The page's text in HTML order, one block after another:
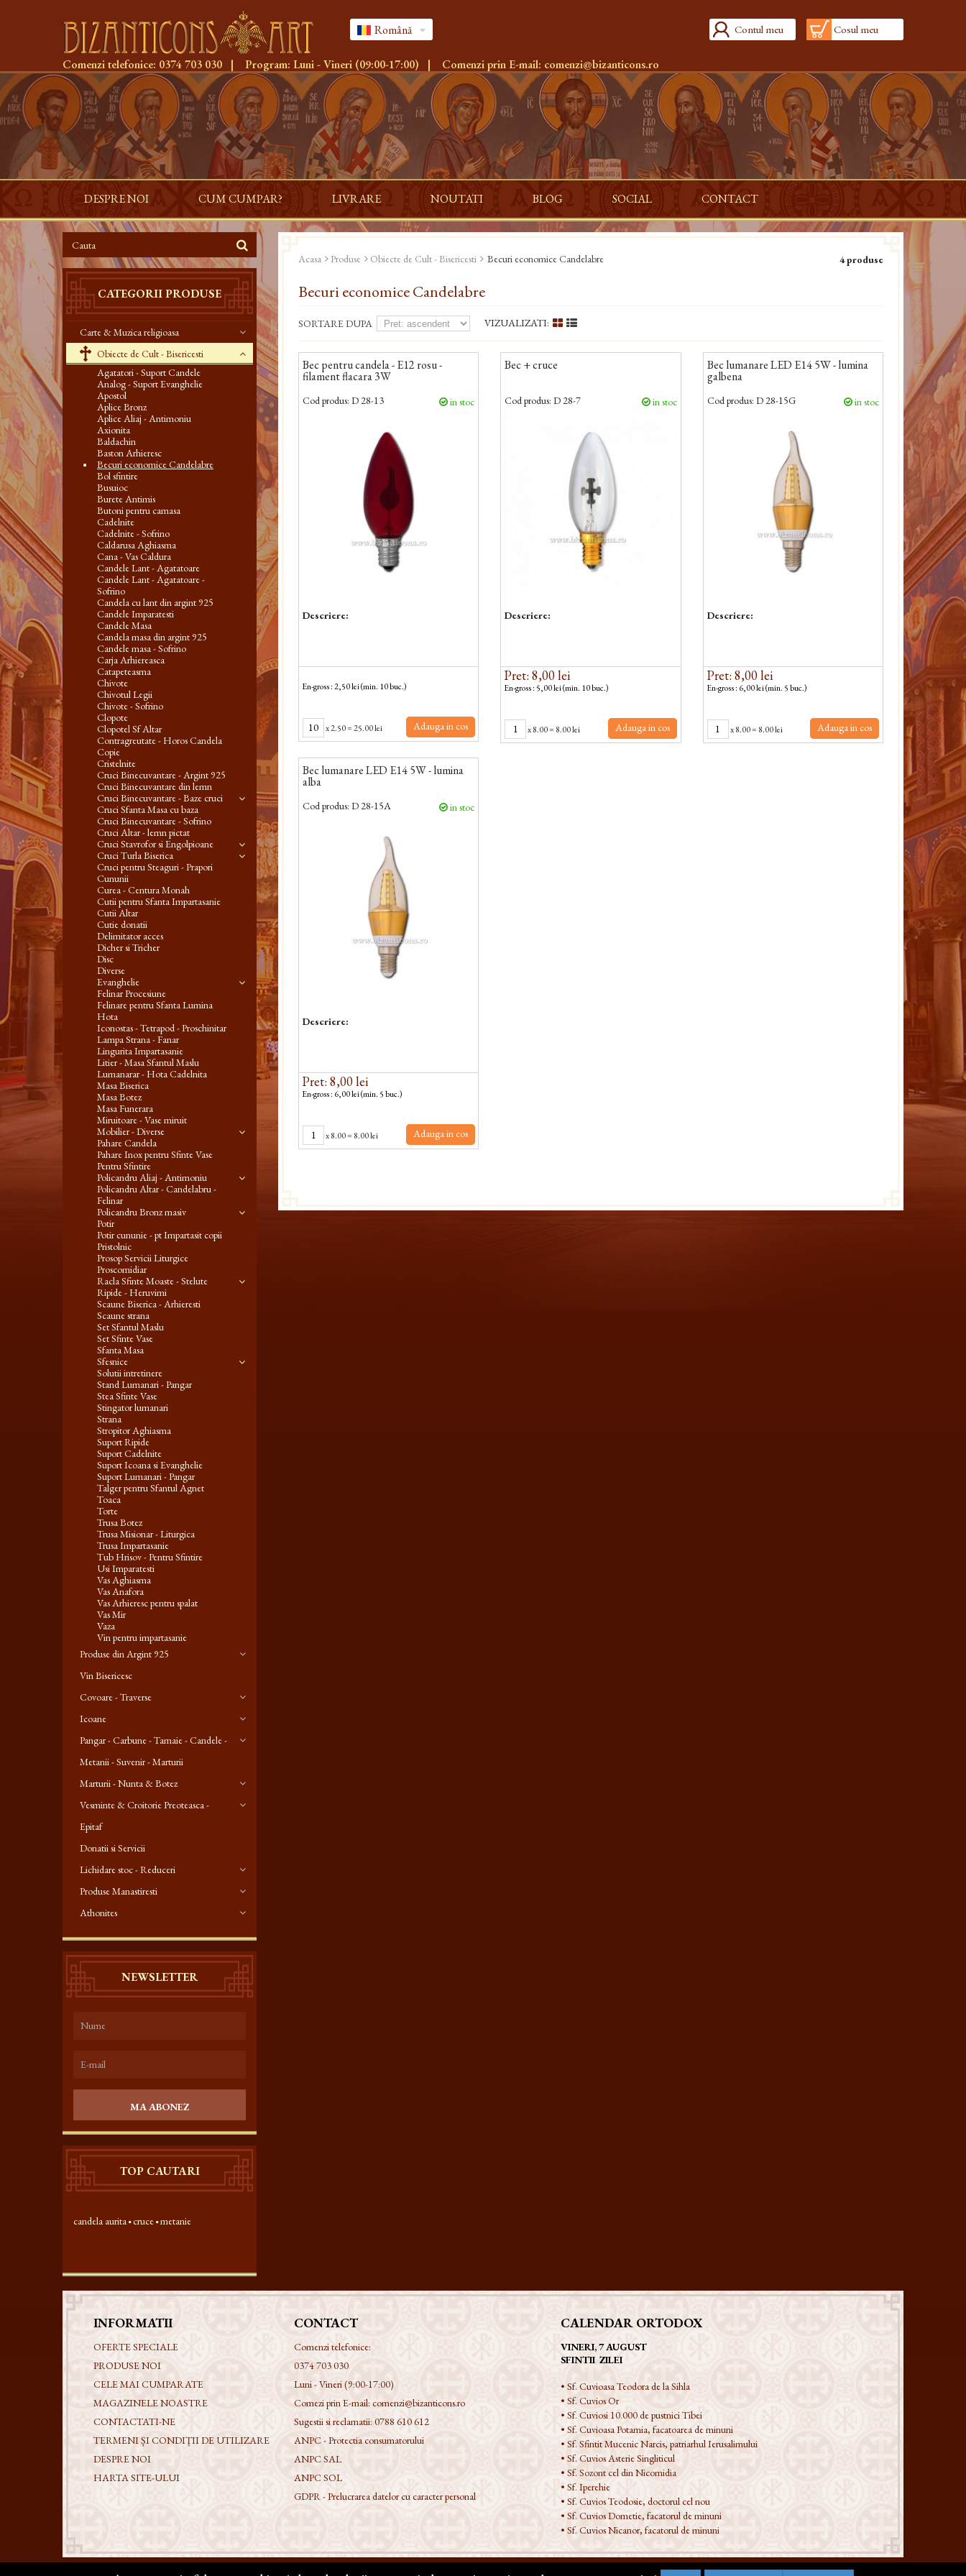
Română Contul meu Cosul meu
Comenzi telefonice: 0374 703 030 | Program: Luni - Vineri (09:00-17:00) | Comenzi prin E-mail: comenzi@bizanticons.ro
DESPRE NOI CUM CUMPAR? LIVRARE NOUTATI BLOG SOCIAL CONTACT
CATEGORII PRODUSE
Carte & Muzica religioasa
Obiecte de Cult - Bisericesti
Agatatori - Suport Candele
Analog - Suport Evanghelie
Apostol
Aplice Bronz
Aplice Aliaj - Antimoniu
Axionita
Baldachin
Baston Arhieresc
Becuri economice Candelabre
Bol sfintire
Busuioc
Burete Antimis
Butoni pentru camasa
Cadelnite
Cadelnite - Sofrino
Caldarusa Aghiasma
Cana - Vas Caldura
Candele Lant - Agatatoare
Candele Lant - Agatatoare -
Sofrino
Candela cu lant din argint 925
Candele Imparatesti
Candele Masa
Candela masa din argint 925
Candele masa - Sofrino
Carja Arhiereasca
Catapeteasma
Chivote
Chivotul Legii
Chivote - Sofrino
Clopote
Clopotel Sf Altar
Contragreutate - Horos Candela
Copie
Cristelnite
Cruci Binecuvantare - Argint 925
Cruci Binecuvantare din lemn
Cruci Binecuvantare - Baze cruci
Cruci Sfanta Masa cu baza
Cruci Binecuvantare - Sofrino
Cruci Altar - lemn pictat
Cruci Stavrofor si Engolpioane
Cruci Turla Biserica
Cruci pentru Steaguri - Prapori
Cununii
Curea - Centura Monah
Cutii pentru Sfanta Impartasanie
Cutii Altar
Cutie donatii
Delimitator acces
Dicher si Tricher
Disc
Diverse
Evanghelie
Felinar Procesiune
Felinare pentru Sfanta Lumina
Hota
Iconostas - Tetrapod - Proschinitar
Lampa Strana - Fanar
Lingurita Impartasanie
Litier - Masa Sfantul Maslu
Lumanarar - Hota Cadelnita
Masa Biserica
Masa Botez
Masa Funerara
Miruitoare - Vase miruit
Mobilier - Diverse
Pahare Candela
Pahare Inox pentru Sfinte Vase
Pentru Sfintire
Policandru Aliaj - Antimoniu
Policandru Altar - Candelabru -
Felinar
Policandru Bronz masiv
Potir
Potir cununie - pt Impartasit copii
Pristolnic
Prosop Servicii Liturgice
Proscomidiar
Racla Sfinte Moaste - Stelute
Ripide - Heruvimi
Scaune Biserica - Arhieresti
Scaune strana
Set Sfantul Maslu
Set Sfinte Vase
Sfanta Masa
Sfesnice
Solutii intretinere
Stand Lumanari - Pangar
Stea Sfinte Vase
Stingator lumanari
Strana
Stropitor Aghiasma
Suport Ripide
Suport Cadelnite
Suport Icoana si Evanghelie
Suport Lumanari - Pangar
Talger pentru Sfantul Agnet
Toaca
Torte
Trusa Botez
Trusa Misionar - Liturgica
Trusa Impartasanie
Tub Hrisov - Pentru Sfintire
Usi Imparatesti
Vas Aghiasma
Vas Anafora
Vas Arhieresc pentru spalat
Vas Mir
Vaza
Vin pentru impartasanie
Produse din Argint 925
Vin Bisericesc
Covoare - Traverse
Icoane
Pangar - Carbune - Tamaie - Candele -
Metanii - Suvenir - Marturii
Marturii - Nunta & Botez
Vesminte & Croitorie Preoteasca -
Epitaf
Donatii si Servicii
Lichidare stoc - Reduceri
Produse Manastiresti
Athonites
NEWSLETTER
MA ABONEZ
TOP CAUTARI
candela aurita cruce metanie
Acasa Produse Obiecte de Cult - Bisericesti Becuri economice Candelabre 4 produse
Becuri economice Candelabre
SORTARE DUPA VIZUALIZATI:
Bec pentru candela - E12 rosu -
filament flacara 3W
Cod produs: D 28-13 in stoc
Descriere:
En-gross : 2,50 lei (min. 10 buc.)
x2.50=25.00 lei Adauga in cos
Bec + cruce
Cod produs: D 28-7 in stoc
Descriere:
Pret: 8,00 lei
En-gross : 5,00 lei (min. 10 buc.)
x8.00= 8.00 lei Adauga in cos
Bec lumanare LED E14 5W - lumina
galbena
Cod produs: D 28-15G in stoc
Descriere:
Pret: 8,00 lei
En-gross : 6,00 lei (min. 5 buc.)
x8.00= 8.00 lei Adauga in cos
Bec lumanare LED E14 5W - lumina
alba
Cod produs: D 28-15A in stoc
Descriere:
Pret: 8,00 lei
En-gross : 6,00 lei (min. 5 buc.)
x8.00= 8.00 lei Adauga in cos
INFORMATII
OFERTE SPECIALE
PRODUSE NOI
CELE MAI CUMPARATE
MAGAZINELE NOASTRE
CONTACTATI-NE
TERMENI ȘI CONDIȚII DE UTILIZARE
DESPRE NOI
HARTA SITE-ULUI
CONTACT
Comenzi telefonice:
0374 703 030
Luni - Vineri (9:00-17:00)
Comezi prin E-mail: comenzi@bizanticons.ro
Sugestii si reclamatii: 0788 610 612
ANPC - Protectia consumatorului
ANPC SAL
ANPC SOL
GDPR - Prelucrarea datelor cu caracter personal
CALENDAR ORTODOX
VINERI, 7 AUGUST
SFINTII ZILEI
• Sf. Cuvioasa Teodora de la Sihla
• Sf. Cuvios Or
• Sf. Cuviosi 10.000 de pustnici Tibei
• Sf. Cuvioasa Potamia, facatoarea de minuni
• Sf. Sfintit Mucenic Narcis, patriarhul Ierusalimului
• Sf. Cuvios Asterie Singliticul
• Sf. Sozont cel din Nicomidia
• Sf. Iperehie
• Sf. Cuvios Teodosie, doctorul cel nou
• Sf. Cuvios Dometie, facatorul de minuni
• Sf. Cuvios Nicanor, facatorul de minuni